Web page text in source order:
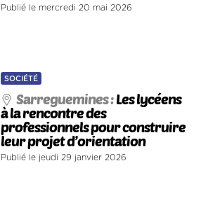
Publié le mercredi 20 mai 2026
SOCIÉTÉ
Sarreguemines :Les lycéens
à la rencontre des
professionnels pour construire
leur projet d’orientation
Publié le jeudi 29 janvier 2026